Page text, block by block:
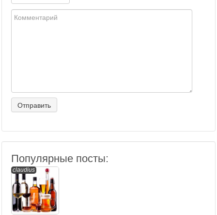
Популярные посты:
claudius